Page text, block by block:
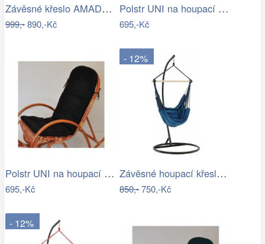
Závěsné křeslo AMADO 2 NEW Tempo Kondela
999,-890,-Kč
Polstr UNI na houpací křeslo - žlutý…
695,-Kč
Polstr UNI na houpací křeslo - látka…
695,-Kč
- 12%
Závěsné houpací křeslo Nikes Blue
850,-750,-Kč
- 12%